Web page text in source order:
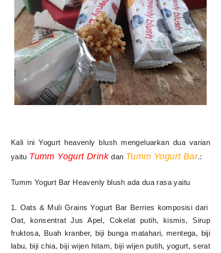
Kali ini Yogurt heavenly blush mengeluarkan dua varian
yaitu Tumm Yogurt Drinkdan Tumm Yogurt Bar.:
Tumm Yogurt Bar Heavenly blush ada dua rasa yaitu
1. Oats & Muli Grains Yogurt Bar Berries komposisi dari
Oat, konsentrat Jus Apel, Cokelat putih, kismis, Sirup
fruktosa, Buah kranber, biji bunga matahari, mentega, biji
labu, biji chia, biji wijen hitam, biji wijen putih, yogurt, serat